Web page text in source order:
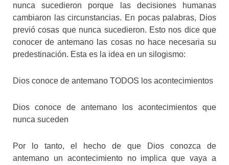
nunca sucedieron porque las decisiones humanas
cambiaron las circunstancias. En pocas palabras, Dios
previó cosas que nunca sucedieron. Esto nos dice que
conocer de antemano las cosas no hace necesaria su
predestinación. Esta es la idea en un silogismo:
Dios conoce de antemano TODOS los acontecimientos
Dios conoce de antemano los acontecimientos que
nunca suceden
Por lo tanto, el hecho de que Dios conozca de
antemano un acontecimiento no implica que vaya a